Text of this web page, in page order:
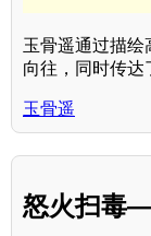
玉骨遥通过描绘
向往，同时传达
玉骨遥
怒火扫毒